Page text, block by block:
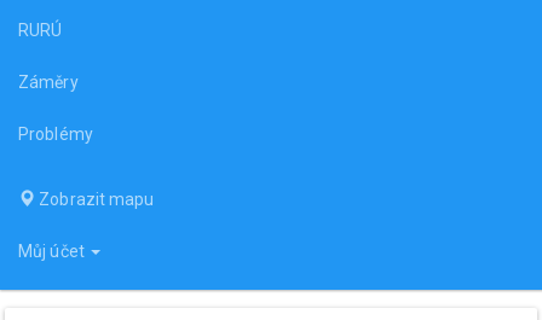
RURÚ
Záměry
Problémy
Zobrazit mapu
Můj účet